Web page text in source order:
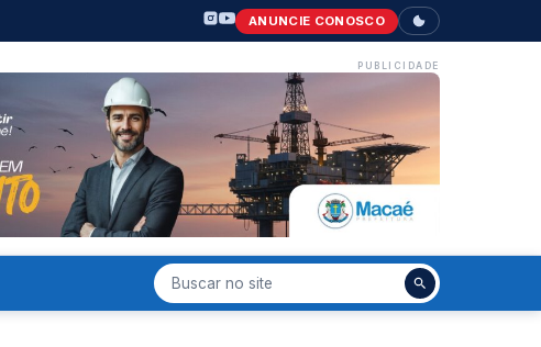
ANUNCIE CONOSCO
PUBLICIDADE